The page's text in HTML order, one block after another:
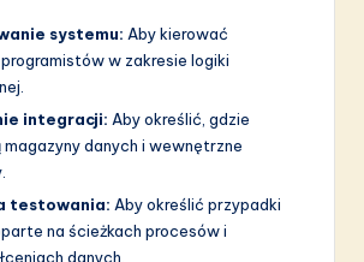
systemu: Aby kierować
programistów w zakresie logiki
integracji: Aby określić, gdzie
danych i wewnętrzne
testowania: Aby określić przypadki
na ścieżkach procesów i
danych.